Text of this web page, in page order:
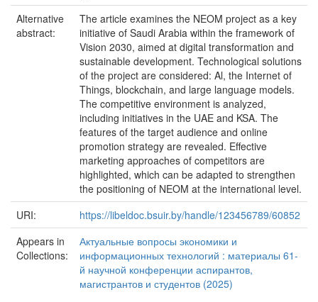
Alternative
abstract:
The article examines the NEOM project as a key
initiative of Saudi Arabia within the framework of
Vision 2030, aimed at digital transformation and
sustainable development. Technological solutions
of the project are considered: Al, the Internet of
Things, blockchain, and large language models.
The competitive environment is analyzed,
including initiatives in the UAE and KSA. The
features of the target audience and online
promotion strategy are revealed. Effective
marketing approaches of competitors are
highlighted, which can be adapted to strengthen
the positioning of NEOM at the international level.
URI:
https://libeldoc.bsuir.by/handle/123456789/60852
Appears in
Collections:
Актуальные вопросы экономики и
информационных технологий : материалы 61-
й научной конференции аспирантов,
магистрантов и студентов (2025)